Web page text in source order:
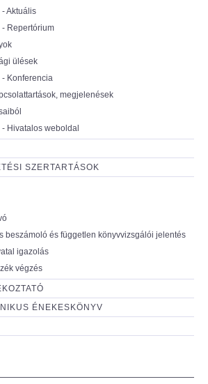
Aktuális
Repertórium
ülések
Konferencia
megjelenések
Hivatalos weboldal
SZERTARTÁSOK
beszámoló és független könyvvizsgálói jelentés
igazolás
végzés
ÉNEKESKÖNYV